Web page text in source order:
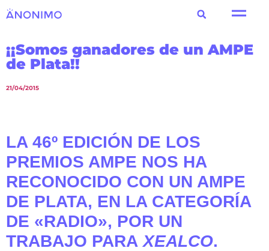
¡¡Somos ganadores de un AMPE
de Plata!!
21/04/2015
LA 46º EDICIÓN DE LOS
PREMIOS AMPE NOS HA
RECONOCIDO CON UN AMPE
DE PLATA, EN LA CATEGORÍA
DE «RADIO», POR UN
TRABAJO PARA XEALCO.